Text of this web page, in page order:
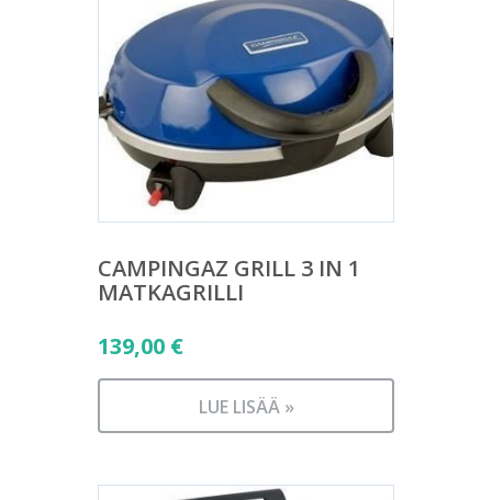
CAMPINGAZ GRILL 3 IN 1
MATKAGRILLI
139,00 €
LUE LISÄÄ »